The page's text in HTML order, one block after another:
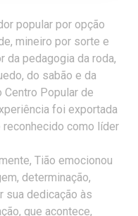
popular por opção
mineiro por sorte e
da pedagogia da roda,
do sabão e da
Popular de
foi exportada
como líder
Tião emocionou
determinação,
sua dedicação às
que acontece,